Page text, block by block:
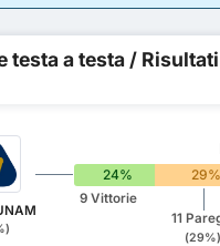
testa a testa /
24% 29%
9 Vittorie
11
(29%)